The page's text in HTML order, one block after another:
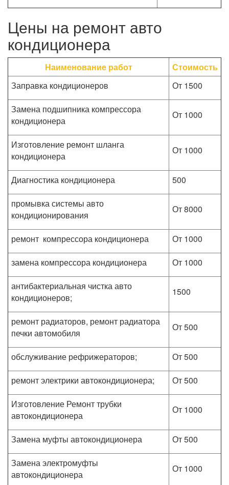
Цены на ремонт авто
кондиционера
Наименование работ
Стоимость
Заправка кондиционеров
От 1500
Замена подшипника компрессора
кондиционера
От 1000
Изготовление ремонт шланга
кондиционера
От 1000
Диагностика кондиционера
500
промывка системы авто
кондиционирования
От 8000
ремонт компрессора кондиционера
От 1000
замена компрессора кондиционера
От 1000
антибактериальная чистка авто
кондиционеров;
1500
ремонт радиаторов, ремонт радиатора
печки автомобиля
От 500
обслуживание рефрижераторов;
От 500
ремонт электрики автокондиционера;
От 500
Изготовление Ремонт трубки
автокондиционера
От 1000
Замена муфты автокондиционера
От 500
Замена электромуфты
автокондиционера
От 1000